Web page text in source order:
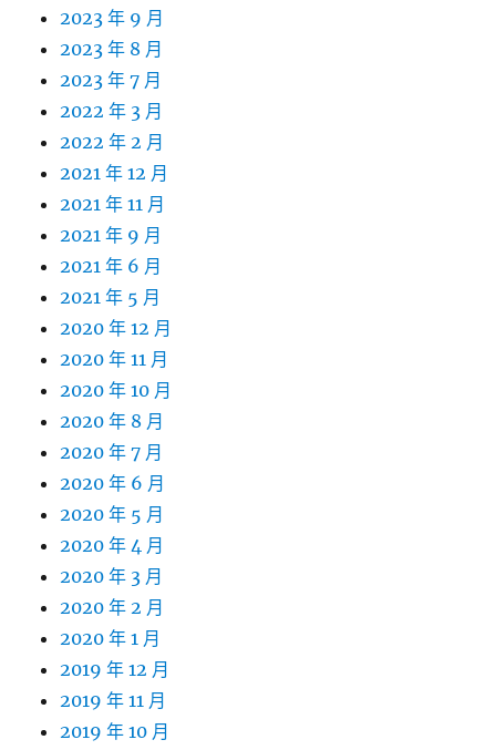
2023 年 9 月
2023 年 8 月
2023 年 7 月
2022 年 3 月
2022 年 2 月
2021 年 12 月
2021 年 11 月
2021 年 9 月
2021 年 6 月
2021 年 5 月
2020 年 12 月
2020 年 11 月
2020 年 10 月
2020 年 8 月
2020 年 7 月
2020 年 6 月
2020 年 5 月
2020 年 4 月
2020 年 3 月
2020 年 2 月
2020 年 1 月
2019 年 12 月
2019 年 11 月
2019 年 10 月